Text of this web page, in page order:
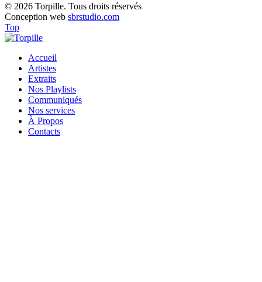
© 2026 Torpille. Tous droits réservés
Conception web sbrstudio.com
Top
Accueil
Artistes
Extraits
Nos Playlists
Communiqués
Nos services
À Propos
Contacts